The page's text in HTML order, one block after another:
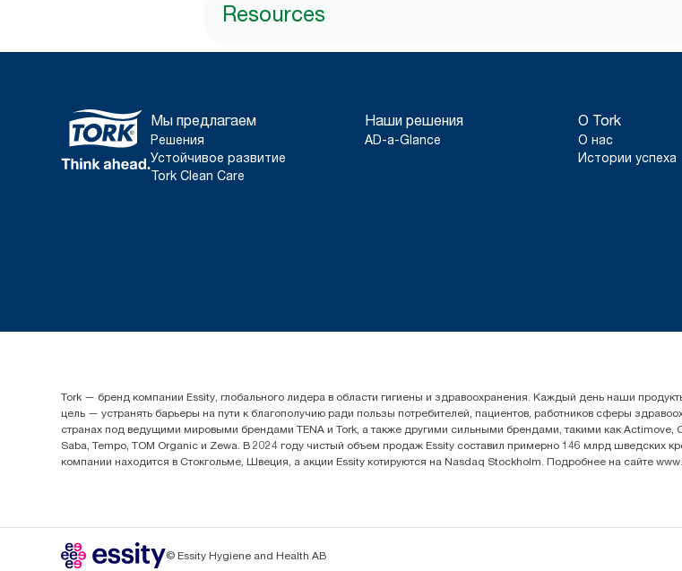
Resources
Мы предлагаем
Решения
Устойчивое развитие
Tork Clean Care
Наши решения
AD-a-Glance
О Tork
О нас
Истории успеха
Tork — бренд компании Essity, глобального лидера в области гигиены и здравоохранения. Каждый день наши
цель — устранять барьеры на пути к благополучию ради пользы потребителей, пациентов, работников сферы
странах под ведущими мировыми брендами TENA и Tork, а также другими сильными брендами, такими как Actimove,
Saba, Tempo, TOM Organic и Zewa. В 2024 году чистый объем продаж Essity составил примерно 146 млрд шведских
компании находится в Стокгольме, Швеция, а акции Essity котируются на Nasdaq Stockholm. Подробнее на сайте
© Essity Hygiene and Health AB